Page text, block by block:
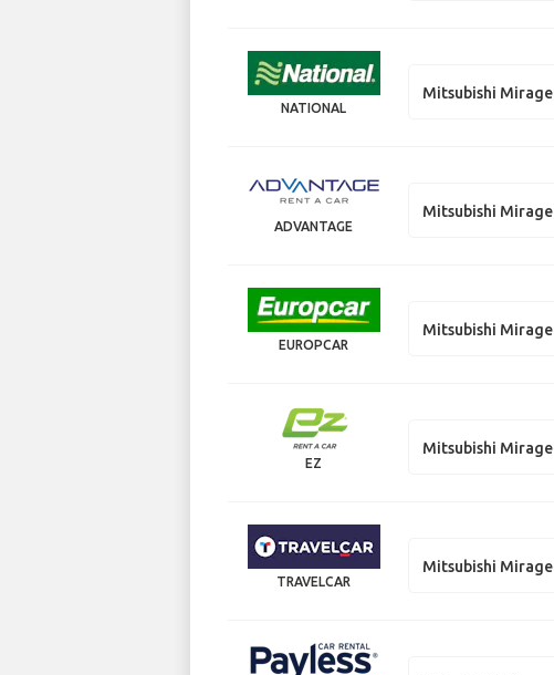
NATIONAL
Mitsubishi Mirage
ADVANTAGE
Mitsubishi Mirage
EUROPCAR
Mitsubishi Mirage
EZ
Mitsubishi Mirage
TRAVELCAR
Mitsubishi Mirage